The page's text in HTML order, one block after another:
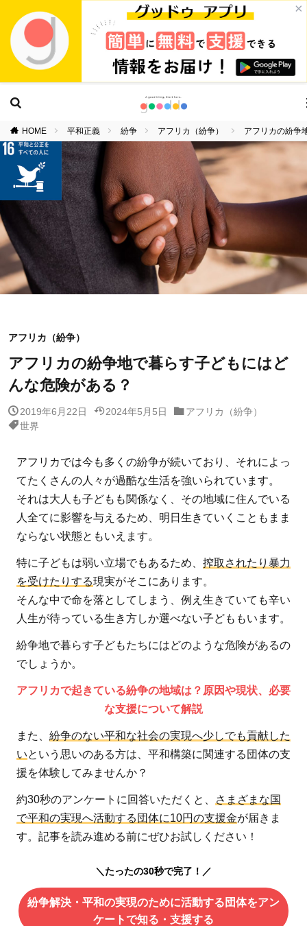
×
HOME 平和正義 紛争 アフリカ（紛争） アフリカの紛争
アフリカ（紛争）
アフリカの紛争地で暮らす子どもにはど
んな危険がある？
2019年6月22日 2024年5月5日
アフリカ（紛争）
世界
アフリカでは今も多くの紛争が続いており、それによっ
てたくさんの人々が過酷な生活を強いられています。
それは大人も子どもも関係なく、その地域に住んでいる
人全てに影響を与えるため、明日生きていくこともまま
ならない状態ともいえます。
特に子どもは弱い立場でもあるため、 搾取されたり暴力
を受けたりする現実がそこにあります。
そんな中で命を落としてしまう、例え生きていても辛い
人生が待っている生き方しか選べない子どももいます。
紛争地で暮らす子どもたちにはどのような危険があるの
でしょうか。
アフリカで起きている紛争の地域は？原因や現状、必要
な支援について解説
また、 紛争のない平和な社会の実現へ少しでも貢献した
いという思いのある方は、平和構築に関連する団体の支
援を体験してみませんか？
約30秒のアンケートに回答いただくと、
さまざまな国
で平和の実現へ活動する団体に10円の支援金が届きま
す。記事を読み進める前にぜひお試しください！
＼たったの30秒で完了！／
紛争解決・平和の実現のために活動する団体をアン
ケートで知る・支援する